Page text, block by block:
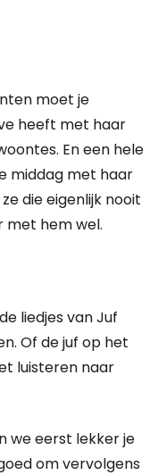
moet je
heeft met haar
En een hele
middag met haar
die eigenlijk nooit
met hem wel.
liedjes van Juf
Of de juf op het
luisteren naar
we eerst lekker je
om vervolgens